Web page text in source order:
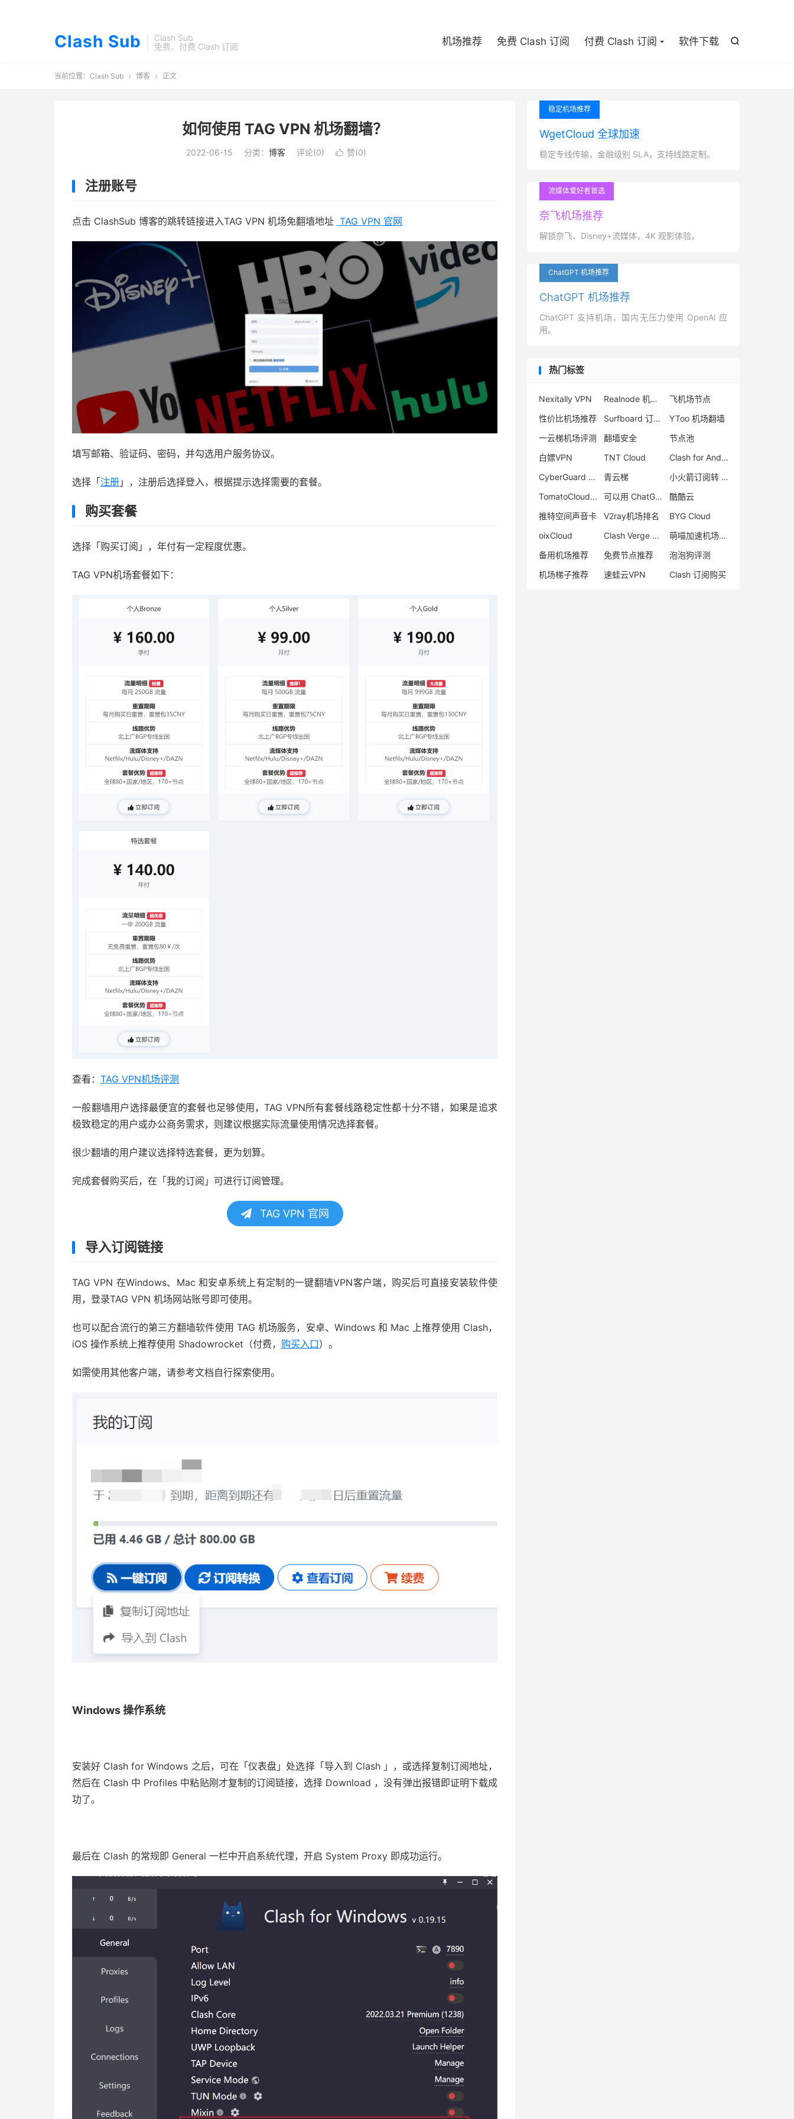
Clash Sub
Clash Sub
免费、付费 Clash 订阅

机场推荐 免费 Clash 订阅 付费 Clash 订阅 软件下载
当前位置： Clash Sub  博客  正文
如何使用 TAG VPN 机场翻墙？
2022-06-15 分类： 博客 评论(0)  赞(0)
注册账号
点击 ClashSub 博客的跳转链接进入TAG VPN 机场免翻墙地址 TAG VPN 官网
填写邮箱、验证码、密码，并勾选用户服务协议。
选择「 注册 」，注册后选择登入，根据提示选择需要的套餐。
购买套餐
选择「购买订阅」，年付有一定程度优惠。
TAG VPN机场套餐如下：
查看： TAG VPN机场评测
一般翻墙用户选择最便宜的套餐也足够使用，TAG VPN所有套餐线路稳定性都十分不错，如果是追求
极致稳定的用户或办公商务需求，则建议根据实际流量使用情况选择套餐。
很少翻墙的用户建议选择特选套餐，更为划算。
完成套餐购买后，在「我的订阅」可进行订阅管理。
TAG VPN 官网
导入订阅链接
TAG VPN 在Windows、Mac 和安卓系统上有定制的一键翻墙VPN客户端，购买后可直接安装软件使
用，登录TAG VPN 机场网站账号即可使用。
也可以配合流行的第三方翻墙软件使用 TAG 机场服务，安卓、Windows 和 Mac 上推荐使用 Clash，
iOS 操作系统上推荐使用 Shadowrocket（付费， 购买入口）。
如需使用其他客户端，请参考文档自行探索使用。
Windows 操作系统
安装好 Clash for Windows 之后，可在「仪表盘」处选择「导入到 Clash 」，或选择复制订阅地址，
然后在 Clash 中 Profiles 中粘贴刚才复制的订阅链接，选择 Download ，没有弹出报错即证明下载成
功了。
最后在 Clash 的常规即 General 一栏中开启系统代理，开启 System Proxy 即成功运行。
稳定机场推荐
WgetCloud 全球加速
稳定专线传输，金融级别 SLA，支持线路定制。
流媒体爱好者首选
奈飞机场推荐
解锁奈飞、Disney+流媒体，4K 观影体验。
ChatGPT 机场推荐
ChatGPT 机场推荐
ChatGPT 支持机场，国内无压力使用 OpenAI 应
用。
热门标签
Nexitally VPN Realnode 机场怎么样
飞机场节点
性价比机场推荐
Surfboard 订阅转 sing-box
YToo 机场翻墙
一云梯机场评测
翻墙安全
节点池
白嫖VPN
TNT Cloud
Clash for Android 2.9.0
CyberGuard 机场
青云梯
小火箭订阅转 sing-box
TomatoCloud 机场
可以用 ChatGPT 的机场
酷酷云
推特空间声音卡
V2ray机场排名
BYG Cloud
oixCloud
Clash Verge Windows 下载
萌喵加速机场跑路
备用机场推荐
免费节点推荐
泡泡狗评测
机场梯子推荐
速蛙云VPN Clash 订阅购买